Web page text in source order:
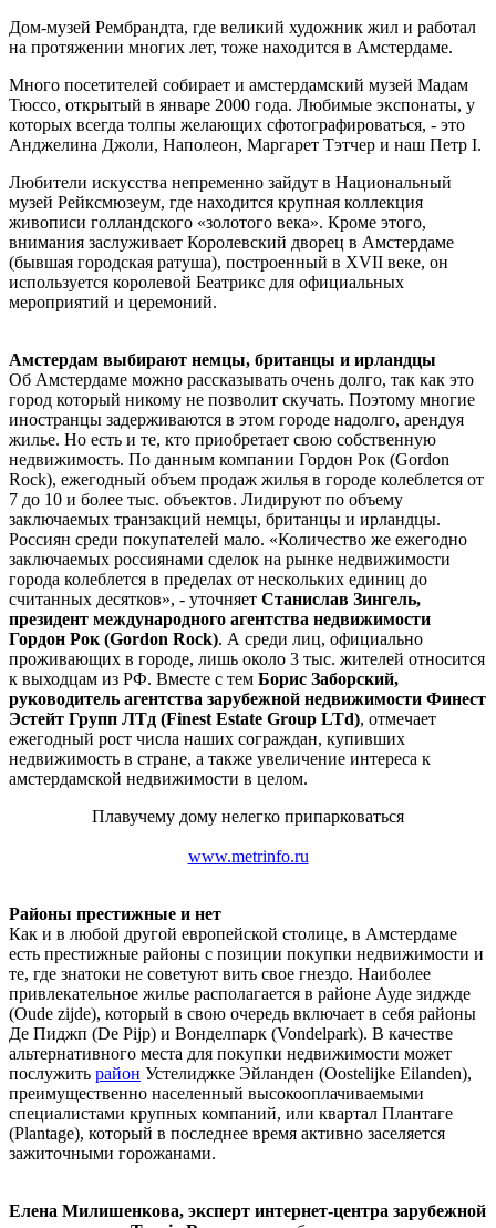
Дом-музей Рембрандта, где великий художник жил и работал
на протяжении многих лет, тоже находится в Амстердаме.
Много посетителей собирает и амстердамский музей Мадам
Тюссо, открытый в январе 2000 года. Любимые экспонаты, у
которых всегда толпы желающих сфотографироваться, - это
Анджелина Джоли, Наполеон, Маргарет Тэтчер и наш Петр I.
Любители искусства непременно зайдут в Национальный
музей Рейксмюзеум, где находится крупная коллекция
живописи голландского «золотого века». Кроме этого,
внимания заслуживает Королевский дворец в Амстердаме
(бывшая городская ратуша), построенный в XVII веке, он
используется королевой Беатрикс для официальных
мероприятий и церемоний.
Амстердам выбирают немцы, британцы и ирландцы
Об Амстердаме можно рассказывать очень долго, так как это
город который никому не позволит скучать. Поэтому многие
иностранцы задерживаются в этом городе надолго, арендуя
жилье. Но есть и те, кто приобретает свою собственную
недвижимость. По данным компании Гордон Рок (Gordon
Rock), ежегодный объем продаж жилья в городе колеблется от
7 до 10 и более тыс. объектов. Лидируют по объему
заключаемых транзакций немцы, британцы и ирландцы.
Россиян среди покупателей мало. «Количество же ежегодно
заключаемых россиянами сделок на рынке недвижимости
города колеблется в пределах от нескольких единиц до
считанных десятков», - уточняет Станислав Зингель,
президент международного агентства недвижимости
Гордон Рок (Gordon Rock). А среди лиц, официально
проживающих в городе, лишь около 3 тыс. жителей относится
к выходцам из РФ. Вместе с тем Борис Заборский,
руководитель агентства зарубежной недвижимости Финест
Эстейт Групп ЛТд (Finest Estate Group LTd), отмечает
ежегодный рост числа наших сограждан, купивших
недвижимость в стране, а также увеличение интереса к
амстердамской недвижимости в целом.
Плавучему дому нелегко припарковаться
www.metrinfo.ru
Районы престижные и нет
Как и в любой другой европейской столице, в Амстердаме
есть престижные районы с позиции покупки недвижимости и
те, где знатоки не советуют вить свое гнездо. Наиболее
привлекательное жилье располагается в районе Ауде зиджде
(Oude zijde), который в свою очередь включает в себя районы
Де Пиджп (De Pijp) и Вонделпарк (Vondelpark). В качестве
альтернативного места для покупки недвижимости может
послужить район Устелиджке Эйланден (Oostelijke Eilanden),
преимущественно населенный высокооплачиваемыми
специалистами крупных компаний, или квартал Плантаге
(Plantage), который в последнее время активно заселяется
зажиточными горожанами.
Елена Милишенкова, эксперт интернет-центра зарубежной